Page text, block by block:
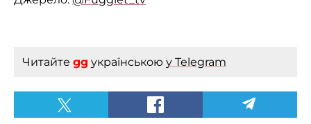
Читайте gg українською у Telegram